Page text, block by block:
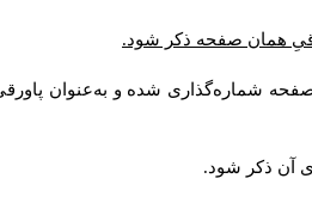
همان صفحه ذکر شود.
صفحه شماره‌گذاری شده و به‌عنوان
آن ذکر شود.